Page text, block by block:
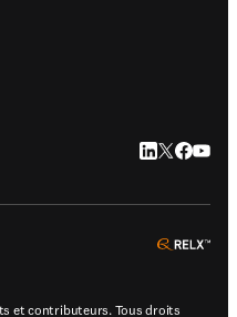
LinkedIn
Twitter
et contributeurs. Tous droits